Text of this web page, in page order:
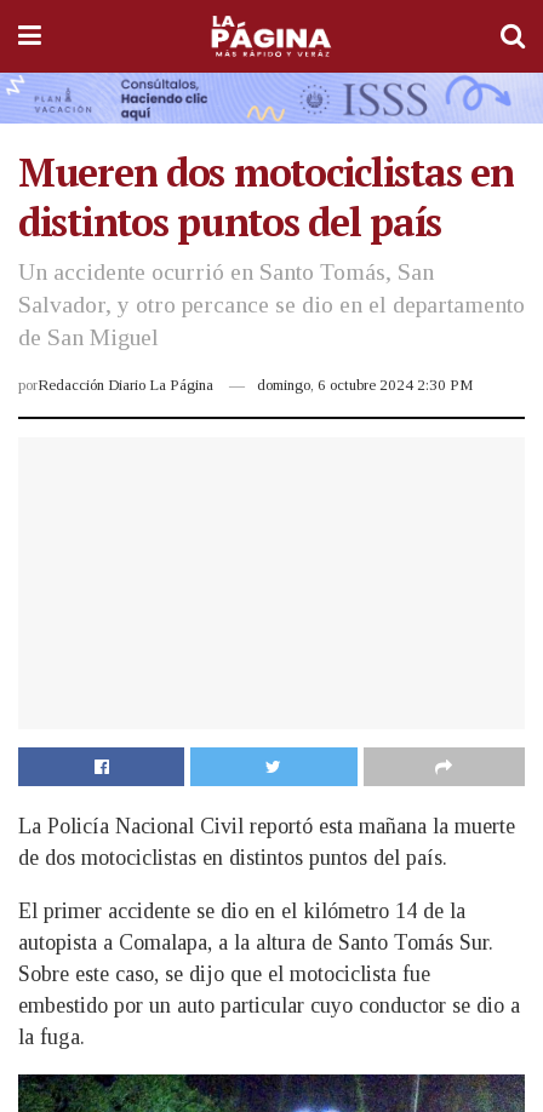
Mueren dos motociclistas en
distintos puntos del país
Un accidente ocurrió en Santo Tomás, San
Salvador, y otro percance se dio en el departamento
de San Miguel
porRedacción Diario La Página domingo, 6 octubre 2024 2:30 PM
La Policía Nacional Civil reportó esta mañana la muerte
de dos motociclistas en distintos puntos del país.
El primer accidente se dio en el kilómetro 14 de la
autopista a Comalapa, a la altura de Santo Tomás Sur.
Sobre este caso, se dijo que el motociclista fue
embestido por un auto particular cuyo conductor se dio a
la fuga.